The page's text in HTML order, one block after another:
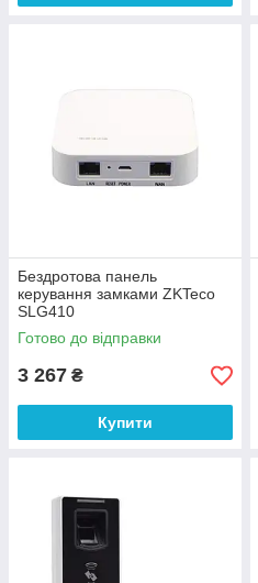
Бездротова панель
керування замками ZKTeco
SLG410
Готово до відправки
3 267 ₴
Купити